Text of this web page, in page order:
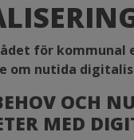
för kommunal
om nutida
OCH
MED